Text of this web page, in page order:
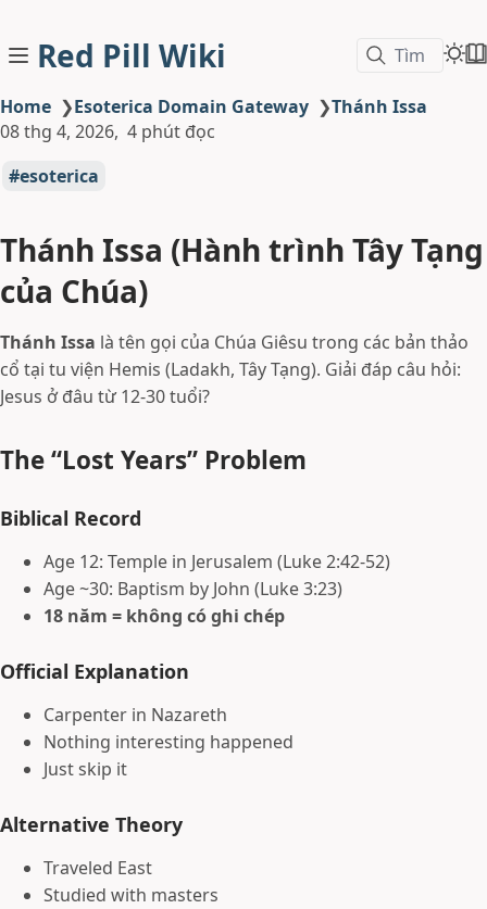
Red Pill Wiki Tìm
Home ❯Esoterica Domain Gateway ❯Thánh Issa
08 thg 4, 2026 4 phút đọc
esoterica
Thánh Issa (Hành trình Tây Tạng
của Chúa)
Thánh Issa là tên gọi của Chúa Giêsu trong các bản thảo
cổ tại tu viện Hemis (Ladakh, Tây Tạng). Giải đáp câu hỏi:
Jesus ở đâu từ 12-30 tuổi?
The “Lost Years” Problem
Biblical Record
Age 12: Temple in Jerusalem (Luke 2:42-52)
Age ~30: Baptism by John (Luke 3:23)
18 năm = không có ghi chép
Official Explanation
Carpenter in Nazareth
Nothing interesting happened
Just skip it
Alternative Theory
Traveled East
Studied with masters